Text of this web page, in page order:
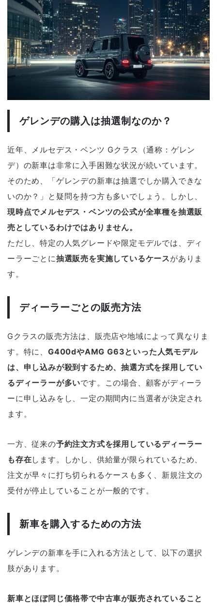
ゲレンデの購入は抽選制なのか？
近年、メルセデス・ベンツ Gクラス（通称：ゲレン
デ）の新車は非常に入手困難な状況が続いています。
そのため、「ゲレンデの新車は抽選でしか購入できな
いのか？」と疑問を持つ方も多いでしょう。しかし、
現時点でメルセデス・ベンツの公式が全車種を抽選販
売としているわけではありません。
ただし、特定の人気グレードや限定モデルでは、ディ
ーラーごとに抽選販売を実施しているケースがありま
す。
ディーラーごとの販売方法
Gクラスの販売方法は、販売店や地域によって異なりま
す。特に、 G400dやAMG G63といった人気モデル
は、申し込みが殺到するため、抽選方式を採用してい
るディーラーが多いです。この場合、顧客がディーラ
ーに申し込みをし、一定の期間内に当選者が決定され
ます。
一方、従来の予約注文方式を採用しているディーラー
も存在します。しかし、供給量が限られているため、
注文が早々に打ち切られるケースも多く、新規注文の
受付が停止していることが一般的です。
新車を購入するための方法
ゲレンデの新車を手に入れる方法として、以下の選択
肢があります。
新車とほぼ同じ価格帯で中古車が販売されていること